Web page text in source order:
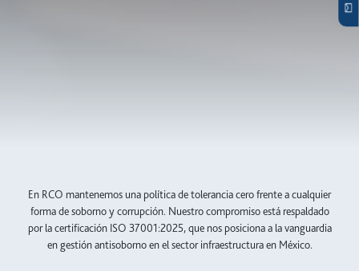
En RCO mantenemos una política de tolerancia cero frente a cualquier
forma de soborno y corrupción. Nuestro compromiso está respaldado
por la certificación ISO 37001:2025, que nos posiciona a la vanguardia
en gestión antisoborno en el sector infraestructura en México.